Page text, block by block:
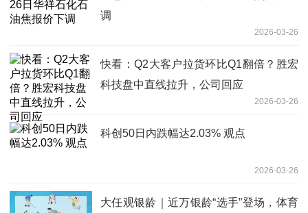
调
2026-03-26
快看：Q2大客户拉货环比Q1翻倍？胜宏
科技盘中直线拉升，公司回应
2026-03-26
科创50日内跌幅达2.03% 观点
2026-03-26
大任观银龄｜近万银龄“选手”登场，体育